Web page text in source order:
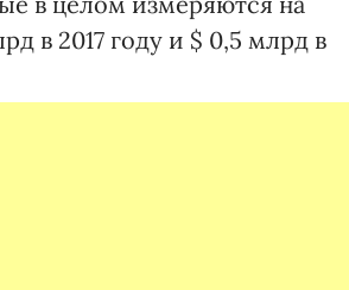
в 2017 году и $ 0,5 млрд в